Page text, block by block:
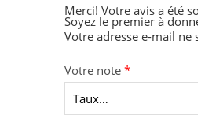
Merci! Votre avis a été
Soyez le premier à
Votre adresse e-mail ne
Votre note *